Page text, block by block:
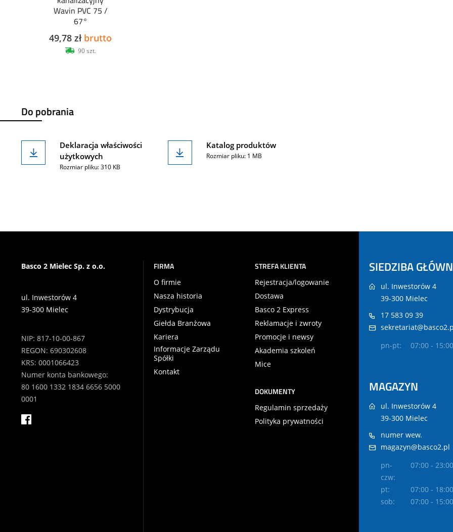
Wavin PVC 75 /
67°
49,78 zł brutto
90 szt.
Do pobrania
Deklaracja właściwości
użytkowych
Rozmiar pliku: 310 KB
Katalog produktów
Rozmiar pliku: 1 MB
Basco 2 Mielec Sp. z o.o.
ul. Inwestorów 4
39-300 Mielec
NIP: 817-10-00-867
REGON: 690302608
KRS: 0001066423
Numer konta bankowego:
80 1600 1332 1834 6656 5000
0001
FIRMA
O firmie
Nasza historia
Dystrybucja
Giełda Branżowa
Kariera
Informacje Zarządu
Spółki
Kontakt
STREFA KLIENTA
Rejestracja/logowanie
Dostawa
Basco 2 Express
Reklamacje i zwroty
Promocje i newsy
Akademia szkoleń
Mice
DOKUMENTY
Regulamin sprzedaży
Polityka prywatności
SIEDZIBA
ul. Inwestorów 4
39-300 Mielec
17 583 09 39
pn-pt:
07:00 - 15:00
MAGAZYN
ul. Inwestorów 4
39-300 Mielec
numer wew.
magazyn@basco2.pl
pn-
czw:
07:00 - 23:00
pt:
07:00 - 18:00
sob:
07:00 - 15:00